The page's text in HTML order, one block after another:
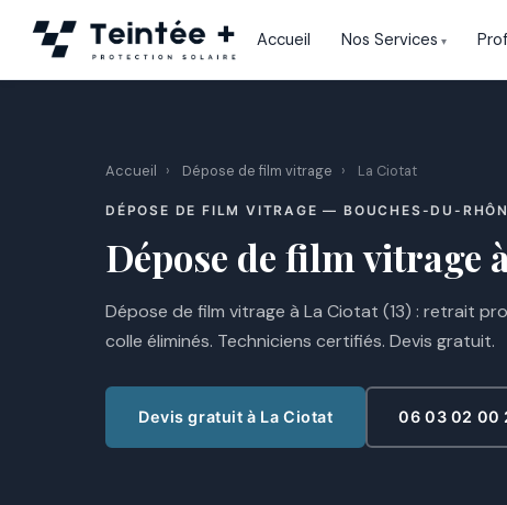
Accueil Nos Services
Accueil › Dépose de film vitrage › La Ciotat
DÉPOSE DE FILM VITRAGE — BOUCHES-DU-
Dépose de film vitrage
Dépose de film vitrage à La Ciotat (13) : retrait
colle éliminés. Techniciens certifiés. Devis gratuit.
Devis gratuit à La Ciotat 06 03 02 00